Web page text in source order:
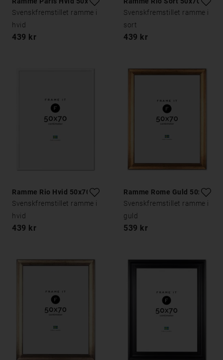
Svenskfremstillet ramme i
hvid
439 kr
Svenskfremstillet ramme i
sort
439 kr
Ramme Rio Hvid 50x70
Svenskfremstillet ramme i
hvid
439 kr
Ramme Rome Guld 50x70
Svenskfremstillet ramme i
guld
539 kr